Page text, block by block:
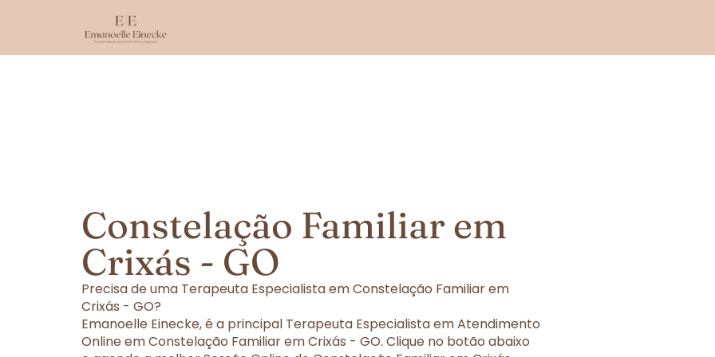
Constelação Familiar em
Crixás - GO
Precisa de uma Terapeuta Especialista em Constelação Familiar em
Crixás - GO?
Emanoelle Einecke, é a principal Terapeuta Especialista em Atendimento
Online em Constelação Familiar em Crixás - GO. Clique no botão abaixo